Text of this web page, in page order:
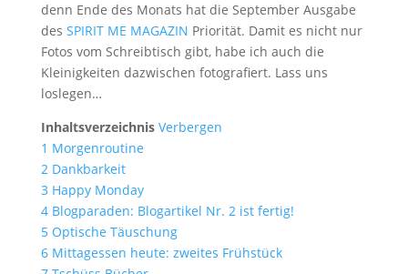
denn Ende des Monats hat die September Ausgabe
des SPIRIT ME MAGAZIN Priorität. Damit es nicht nur
Fotos vom Schreibtisch gibt, habe ich auch die
Kleinigkeiten dazwischen fotografiert. Lass uns
loslegen…
Inhaltsverzeichnis Verbergen
1 Morgenroutine
2 Dankbarkeit
3 Happy Monday
4 Blogparaden: Blogartikel Nr. 2 ist fertig!
5 Optische Täuschung
6 Mittagessen heute: zweites Frühstück